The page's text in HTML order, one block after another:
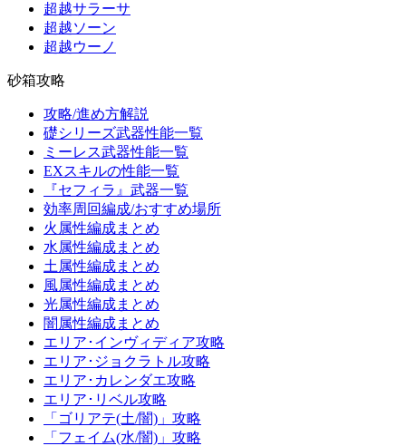
超越サラーサ
超越ソーン
超越ウーノ
砂箱攻略
攻略/進め方解説
礎シリーズ武器性能一覧
ミーレス武器性能一覧
EXスキルの性能一覧
『セフィラ』武器一覧
効率周回編成/おすすめ場所
火属性編成まとめ
水属性編成まとめ
土属性編成まとめ
風属性編成まとめ
光属性編成まとめ
闇属性編成まとめ
エリア･インヴィディア攻略
エリア･ジョクラトル攻略
エリア･カレンダエ攻略
エリア･リベル攻略
「ゴリアテ(土/闇)」攻略
「フェイム(水/闇)」攻略